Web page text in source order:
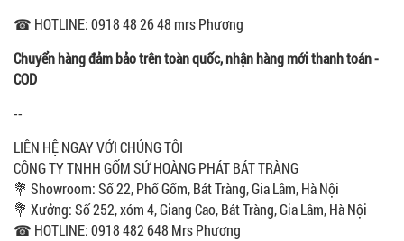
☎ HOTLINE: 0918 48 26 48 mrs Phương
Chuyển hàng đảm bảo trên toàn quốc, nhận hàng mới thanh toán -
COD
--
LIÊN HỆ NGAY VỚI CHÚNG TÔI
CÔNG TY TNHH GỐM SỨ HOÀNG PHÁT BÁT TRÀNG
💐 Showroom: Số 22, Phố Gốm, Bát Tràng, Gia Lâm, Hà Nội
💐 Xưởng: Số 252, xóm 4, Giang Cao, Bát Tràng, Gia Lâm, Hà Nội
☎ HOTLINE: 0918 482 648 Mrs Phương